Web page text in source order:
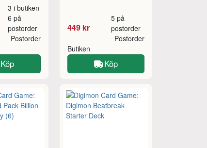
3 i butiken
6 på
postorder
Postorder
Köp
449 kr
5 på
postorder
Butiken
Postorder
Köp